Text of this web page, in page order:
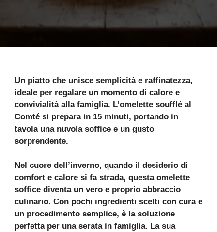
Un piatto che unisce semplicità e raffinatezza,
ideale per regalare un momento di calore e
convivialità alla famiglia. L’omelette soufflé al
Comté si prepara in 15 minuti, portando in
tavola una nuvola soffice e un gusto
sorprendente.
Nel cuore dell’inverno, quando il desiderio di
comfort e calore si fa strada, questa omelette
soffice diventa un vero e proprio abbraccio
culinario. Con pochi ingredienti scelti con cura e
un procedimento semplice, è la soluzione
perfetta per una serata in famiglia. La sua